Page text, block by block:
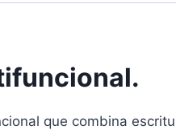
que combina